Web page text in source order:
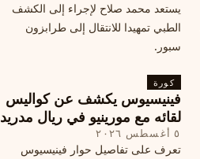
يستعد محمد صلاح لإجراء إلى الكشف
الطبي تمهيدا للانتقال إلى طرابزون
سبور.
كورة
فينيسيوس يكشف عن كواليس
لقائه مع مورينيو في ريال مدريد
٥ أغسطس ٢٠٢٦
تعرف على تفاصيل حوار فينيسيوس